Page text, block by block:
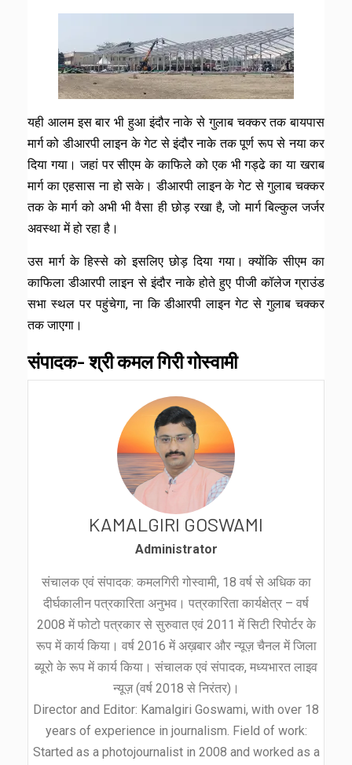
यही आलम इस बार भी हुआ इंदौर नाके से गुलाब चक्कर तक बायपास
मार्ग को डीआरपी लाइन के गेट से इंदौर नाके तक पूर्ण रूप से नया कर
दिया गया। जहां पर सीएम के काफिले को एक भी गड्ढे का या खराब
मार्ग का एहसास ना हो सके। डीआरपी लाइन के गेट से गुलाब चक्कर
तक के मार्ग को अभी भी वैसा ही छोड़ रखा है, जो मार्ग बिल्कुल जर्जर
अवस्था में हो रहा है।
उस मार्ग के हिस्से को इसलिए छोड़ दिया गया। क्योंकि सीएम का
काफिला डीआरपी लाइन से इंदौर नाके होते हुए पीजी कॉलेज ग्राउंड
सभा स्थल पर पहुंचेगा, ना कि डीआरपी लाइन गेट से गुलाब चक्कर
तक जाएगा।
संपादक- श्री कमल गिरी गोस्वामी
KAMALGIRI GOSWAMI
Administrator
संचालक एवं संपादक: कमलगिरी गोस्वामी, 18 वर्ष से अधिक का
दीर्घकालीन पत्रकारिता अनुभव। पत्रकारिता कार्यक्षेत्र – वर्ष
2008 में फोटो पत्रकार से सुरुवात एवं 2011 में सिटी रिपोर्टर के
रूप में कार्य किया। वर्ष 2016 में अख़बार और न्यूज़ चैनल में जिला
ब्यूरो के रूप में कार्य किया। संचालक एवं संपादक, मध्यभारत लाइव
न्यूज़ (वर्ष 2018 से निरंतर)।
Director and Editor: Kamalgiri Goswami, with over 18
years of experience in journalism. Field of work:
Started as a photojournalist in 2008 and worked as a